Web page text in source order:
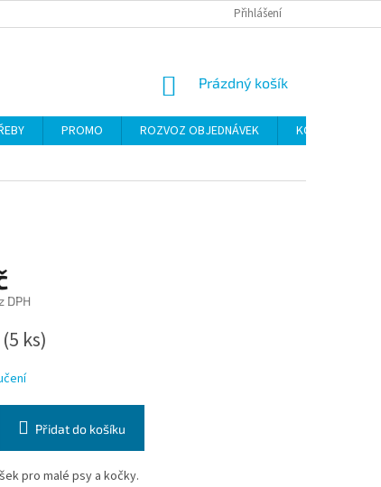
Přihlášení
NÁKUPNÍ
Prázdný košík
PROMO ROZVOZ OBJEDNÁVEK
KONTAKTY
DPH
(5 ks)
Přidat do košíku
pro malé psy a kočky.